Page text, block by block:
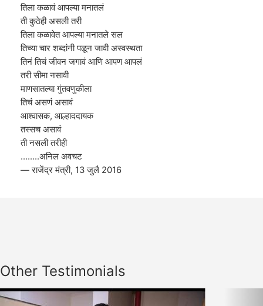
तिला कळावं आपल्या मनातलं
ती कुठेही असली तरी
तिला कळावेत आपल्या मनातले सल
तिच्या चार शब्दांनी पळून जावी अस्वस्थता
तिनं तिचं जीवन जगावं आणि आपण आपलं
तरी सीमा नसावी
माणसातल्या गुंतवणुकीला
तिचं असणं असावं
आश्वासक, आल्हाददायक
तस्सच असावं
ती नसली तरीही
........अनिल अवचट
— राजेंद्र मंत्री, 13 जुलै 2016
Other Testimonials
Previous